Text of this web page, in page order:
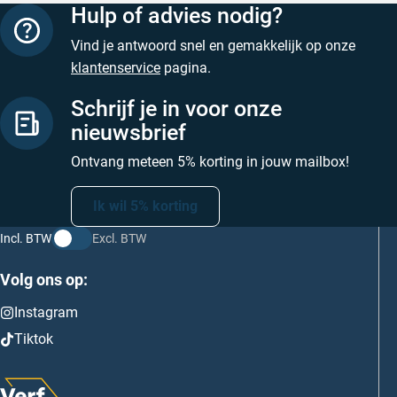
Hulp of advies nodig?
Vind je antwoord snel en gemakkelijk op onze
klantenservice pagina.
Schrijf je in voor onze
nieuwsbrief
Ontvang meteen 5% korting in jouw mailbox!
Ik wil 5% korting
Incl. BTW Excl. BTW
Volg ons op:
Instagram
Tiktok